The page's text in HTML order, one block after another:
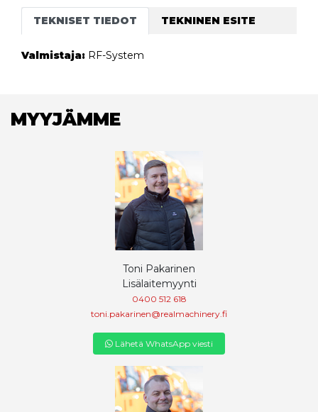
TEKNISET TIEDOT TEKNINEN ESITE
Valmistaja: RF-System
MYYJÄMME
Toni Pakarinen
Lisälaitemyynti
0400 512 618
toni.pakarinen@realmachinery.fi
Lähetä WhatsApp viesti